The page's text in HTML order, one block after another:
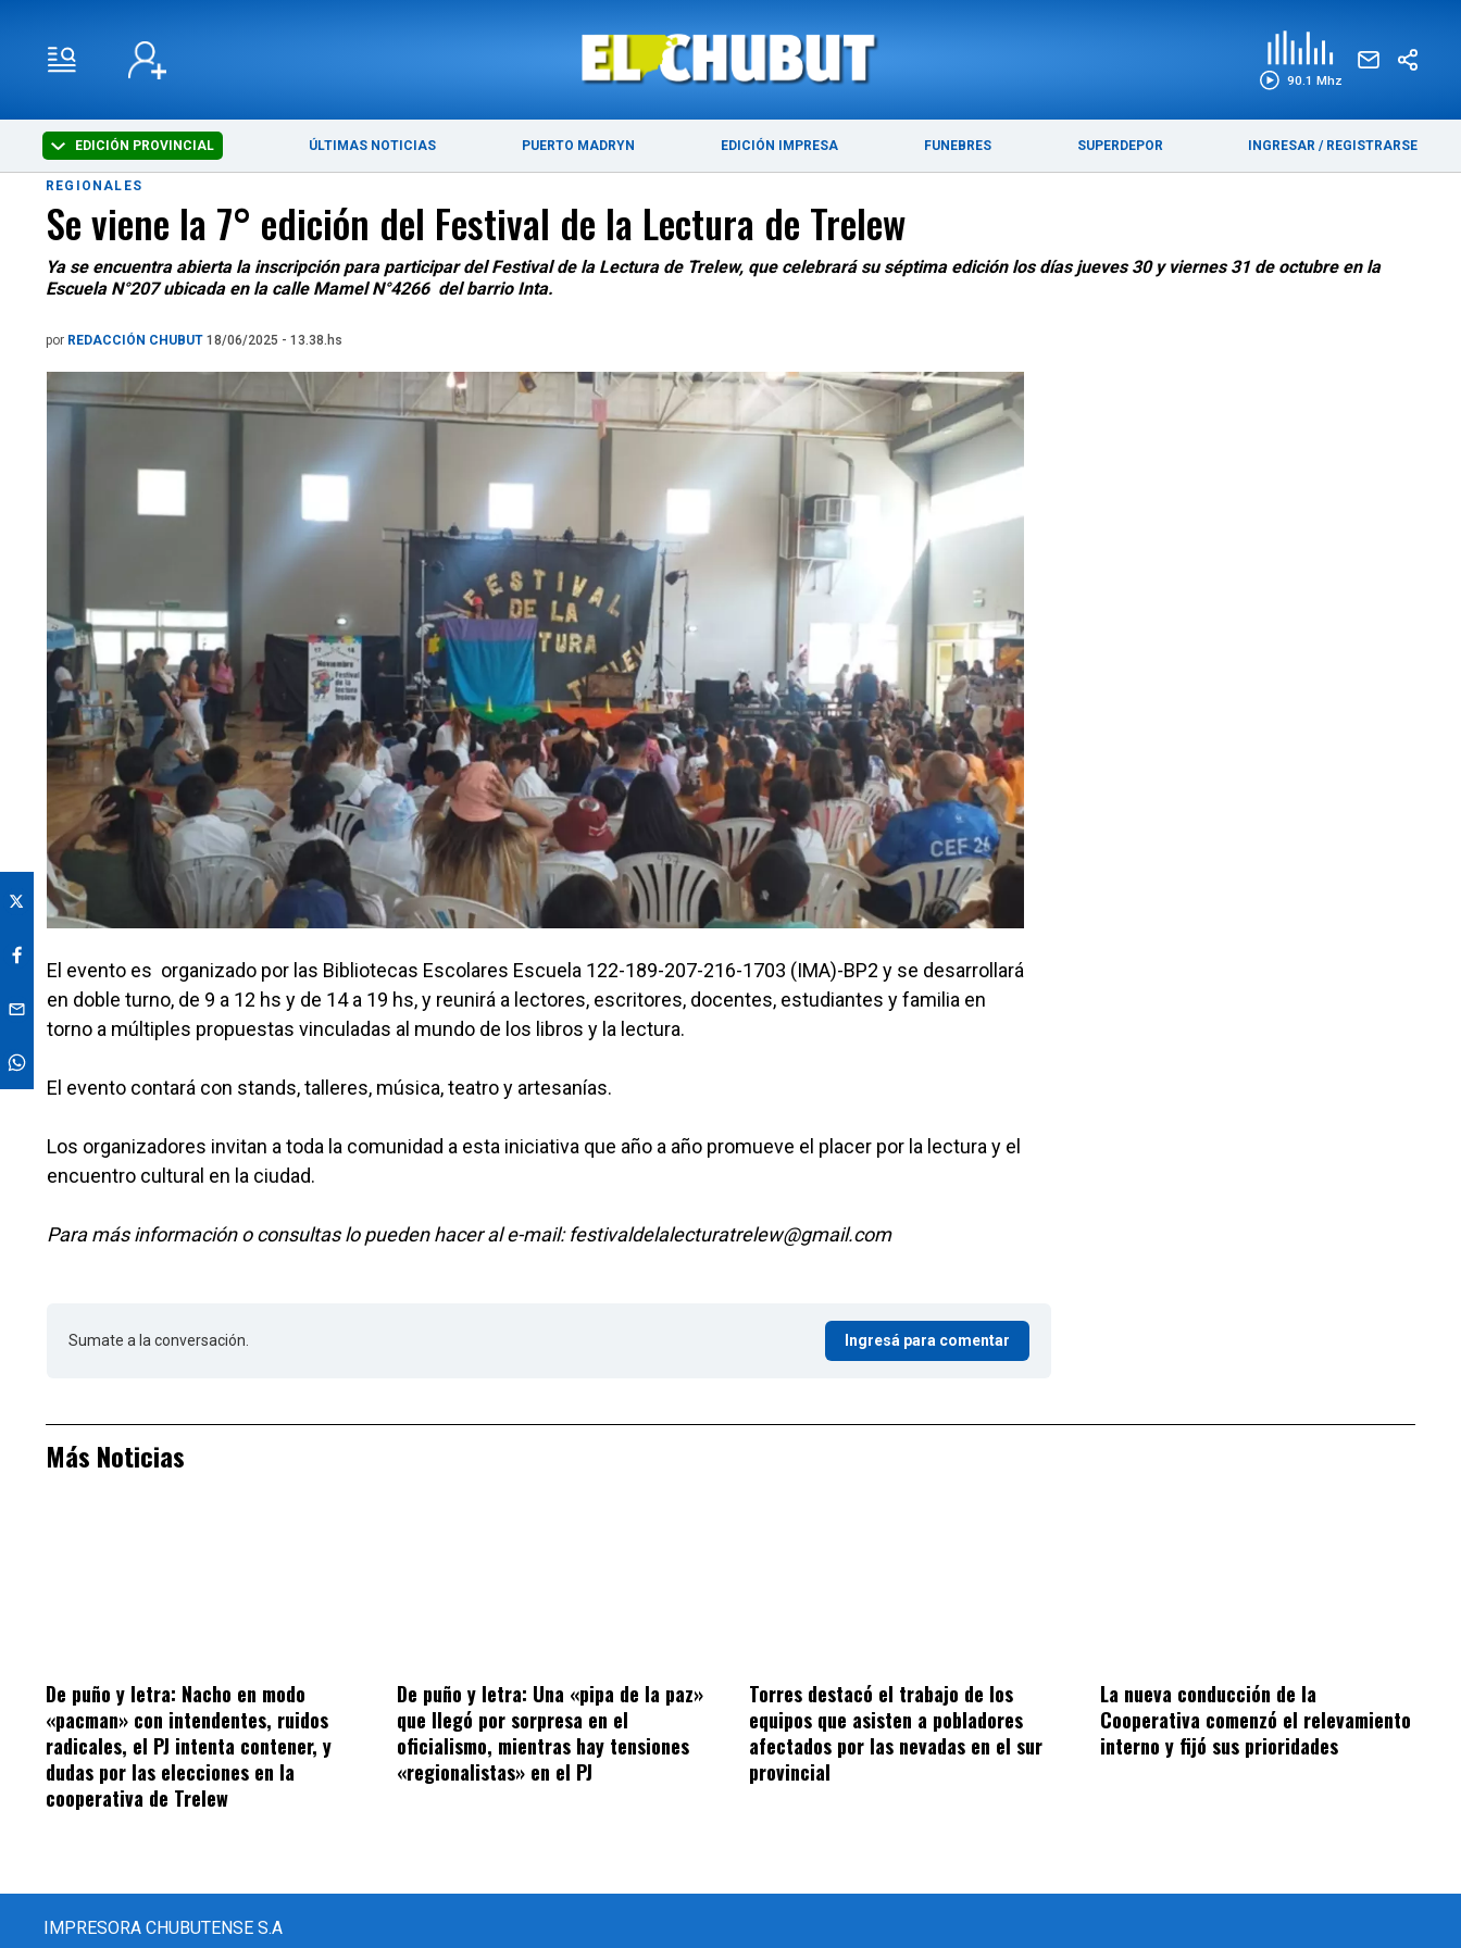
90.1 Mhz
EDICIÓN PROVINCIAL ÚLTIMAS NOTICIAS PUERTO MADRYN EDICIÓN IMPRESA FUNEBRES SUPERDEPOR INGRESAR / REGISTRARSE
ÚLTIMAS NOTICIAS PUERTO MADRYN
REGIONALES
Se viene la 7° edición del Festival de la Lectura de Trelew
Ya se encuentra abierta la inscripción para participar del Festival de la Lectura de Trelew, que celebrará su séptima edición los días jueves 30 y viernes 31 de octubre en la
Escuela N°207 ubicada en la calle Mamel N°4266 del barrio Inta.
por REDACCIÓN CHUBUT 18/06/2025 - 13.38.hs
El evento es organizado por las Bibliotecas Escolares Escuela 122-189-207-216-1703 (IMA)-BP2 y se desarrollará
en doble turno, de 9 a 12 hs y de 14 a 19 hs, y reunirá a lectores, escritores, docentes, estudiantes y familia en
torno a múltiples propuestas vinculadas al mundo de los libros y la lectura.
El evento contará con stands, talleres, música, teatro y artesanías.
Los organizadores invitan a toda la comunidad a esta iniciativa que año a año promueve el placer por la lectura y el
encuentro cultural en la ciudad.
Para más información o consultas lo pueden hacer al e-mail: festivaldelalecturatrelew@gmail.com
Sumate a la conversación. Ingresá para comentar
Más Noticias
De puño y letra: Nacho en modo
«pacman» con intendentes, ruidos
radicales, el PJ intenta contener, y
dudas por las elecciones en la
cooperativa de Trelew
De puño y letra: Una «pipa de la paz»
que llegó por sorpresa en el
oficialismo, mientras hay tensiones
«regionalistas» en el PJ
Torres destacó el trabajo de los
equipos que asisten a pobladores
afectados por las nevadas en el sur
provincial
La nueva conducción de la
Cooperativa comenzó el relevamiento
interno y fijó sus prioridades
IMPRESORA CHUBUTENSE S.A